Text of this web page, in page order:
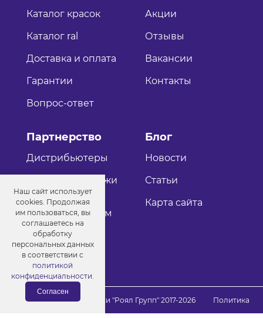
Каталог красок
Каталог ral
Доставка и оплата
Гарантии
Вопрос-ответ
Акции
Отзывы
Вакансии
Контакты
Партнерство
Дистрибьютеры
Оптовые продажи
Как стать
дистрибьютером
Блог
Новости
Статьи
Карта сайта
© Порошковые краски "Роял Групп" 2017-2026
Политика
конфиденциальности
Наш сайт использует
cookies. Продолжая
им пользоваться, вы
соглашаетесь на
обработку
персональных данных
в соответствии с
политикой
конфиденциальности.
Согласен